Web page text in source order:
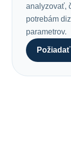
analyzovať,
potrebám
parametrov.